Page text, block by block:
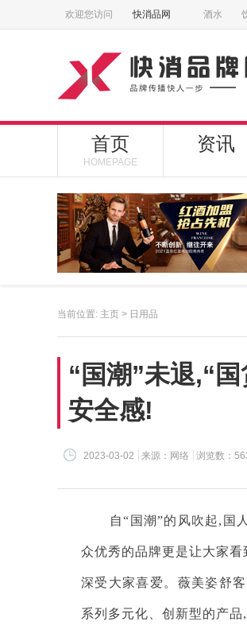
欢迎您访问 快消品网 酒水
首页
HOMEPAGE
资讯
当前位置: 主页 > 日用品
“国潮”未退,“
安全感!
2023-03-02 来源：网络 浏览数：
自“国潮”的风吹起,国
众优秀的品牌更是让大家
深受大家喜爱。薇美姿舒
系列多元化、创新型的产